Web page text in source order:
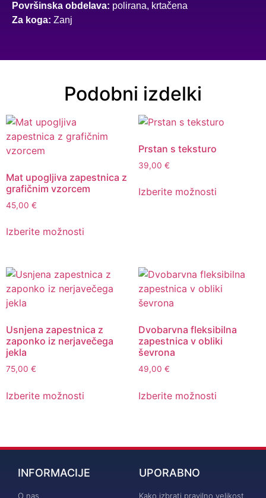
Površinska obdelava: polirana, krtačena
Za koga: Zanj
Podobni izdelki
Mat upogljiva zapestnica z
grafičnim vzorcem
45,00 €
Izberite možnosti
Prstan s teksturo
39,00 €
Izberite možnosti
Usnjena zapestnica z
zaponko iz nerjavečega
jekla
75,00 €
Izberite možnosti
Dvobarvna fleksibilna
zapestnica v obliki
ševrona
49,00 €
Izberite možnosti
INFORMACIJE
O nas
UPORABNO
Kako izbrati pravilno velikost